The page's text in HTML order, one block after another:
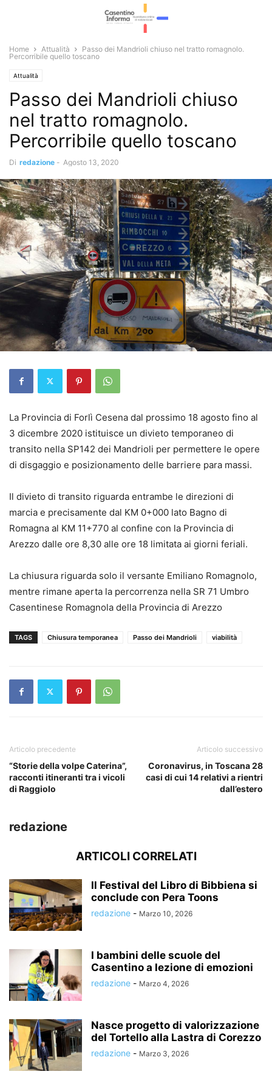
Home Attualità
Passo dei Mandrioli chiuso nel tratto romagnolo.
Percorribile quello toscano
Attualità
Passo dei Mandrioli chiuso
nel tratto romagnolo.
Percorribile quello toscano
Di redazione - Agosto 13, 2020
La Provincia di Forlì Cesena dal prossimo 18 agosto fino al
3 dicembre 2020 istituisce un divieto temporaneo di
transito nella SP142 dei Mandrioli per permettere le opere
di disgaggio e posizionamento delle barriere para massi.
Il divieto di transito riguarda entrambe le direzioni di
marcia e precisamente dal KM 0+000 lato Bagno di
Romagna al KM 11+770 al confine con la Provincia di
Arezzo dalle ore 8,30 alle ore 18 limitata ai giorni feriali.
La chiusura riguarda solo il versante Emiliano Romagnolo,
mentre rimane aperta la percorrenza nella SR 71 Umbro
Casentinese Romagnola della Provincia di Arezzo
TAGS Chiusura temporanea Passo dei Mandrioli viabilità
Articolo precedente
“Storie della volpe Caterina”,
racconti itineranti tra i vicoli
di Raggiolo
Articolo successivo
Coronavirus, in Toscana 28
casi di cui 14 relativi a rientri
dall’estero
redazione
ARTICOLI CORRELATI
Il Festival del Libro di Bibbiena si
conclude con Pera Toons
redazione - Marzo 10, 2026
I bambini delle scuole del
Casentino a lezione di emozioni
redazione - Marzo 4, 2026
Nasce progetto di valorizzazione
del Tortello alla Lastra di Corezzo
redazione - Marzo 3, 2026